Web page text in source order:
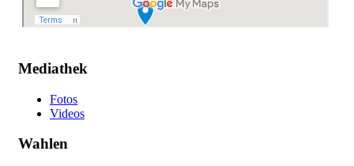
Mediathek
Fotos
Videos
Wahlen